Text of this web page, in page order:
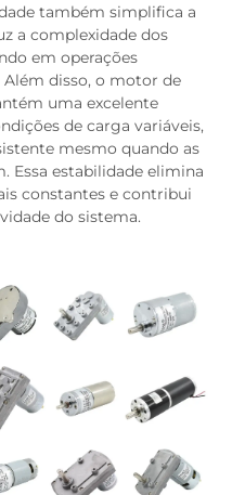
também simplifica a
a complexidade dos
em operações
disso, o motor de
uma excelente
de carga variáveis,
mesmo quando as
Essa estabilidade elimina
constantes e contribui
do sistema.